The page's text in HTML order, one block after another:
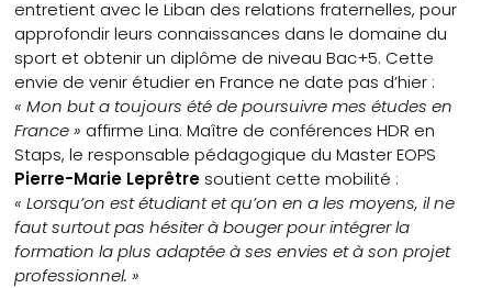
entretient avec le Liban des relations fraternelles, pour
approfondir leurs connaissances dans le domaine du
sport et obtenir un diplôme de niveau Bac+5. Cette
envie de venir étudier en France ne date pas d’hier :
« Mon but a toujours été de poursuivre mes études en
France » affirme Lina. Maître de conférences HDR en
Staps, le responsable pédagogique du Master EOPS
Pierre-Marie Leprêtre soutient cette mobilité :
« Lorsqu’on est étudiant et qu’on en a les moyens, il ne
faut surtout pas hésiter à bouger pour intégrer la
formation la plus adaptée à ses envies et à son projet
professionnel. »